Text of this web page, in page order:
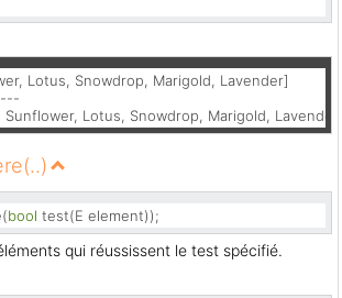
Lotus, Snowdrop, Marigold, Lavender]
Sunflower, Lotus, Snowdrop, Marigold,
bool test(E element));
qui réussissent le test spécifié.